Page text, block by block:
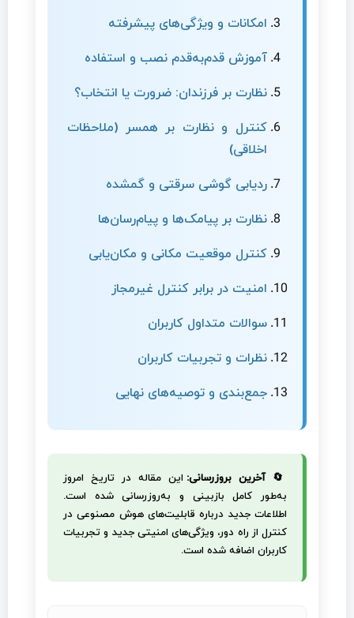
امکانات و ویژگی‌های پیشرفته
آموزش قدم‌به‌قدم نصب و استفاده
نظارت بر فرزندان: ضرورت یا انتخاب؟
کنترل و نظارت بر همسر (ملاحظات
اخلاقی)
ردیابی گوشی سرقتی و گمشده
نظارت بر پیامک‌ها و پیام‌رسان‌ها
کنترل موقعیت مکانی و مکان‌یابی
امنیت در برابر کنترل غیرمجاز
سوالات متداول کاربران
نظرات و تجربیات کاربران
جمع‌بندی و توصیه‌های نهایی
🔄 آخرین بروزرسانی: این مقاله در تاریخ امروز
به‌طور کامل بازبینی و به‌روزرسانی شده است.
اطلاعات جدید درباره قابلیت‌های هوش مصنوعی در
کنترل از راه دور، ویژگی‌های امنیتی جدید و تجربیات
کاربران اضافه شده است.